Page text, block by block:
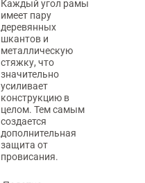
Каждый угол рамы
имеет пару
деревянных
шкантов и
металлическую
стяжку, что
значительно
усиливает
конструкцию в
целом. Тем самым
создается
дополнительная
защита от
провисания.